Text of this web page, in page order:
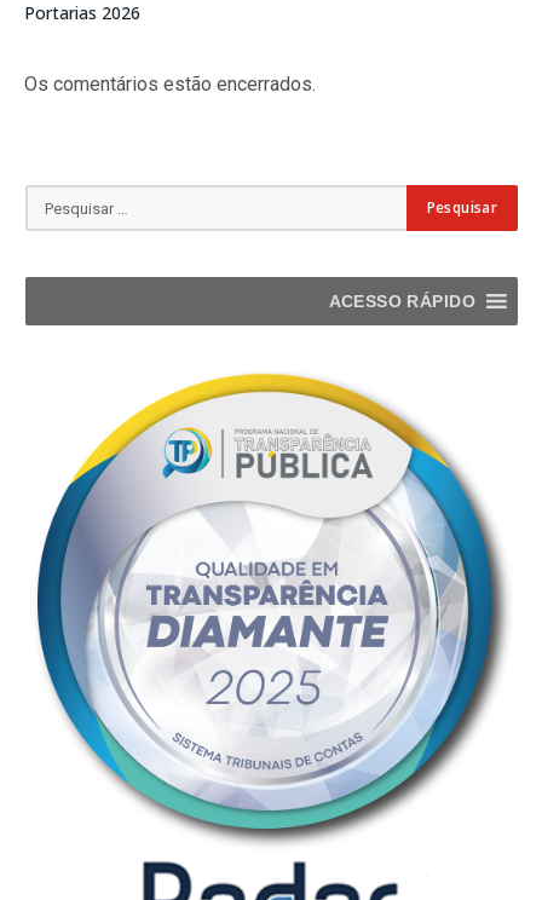
Portarias 2026
Os comentários estão encerrados.
ACESSO RÁPIDO